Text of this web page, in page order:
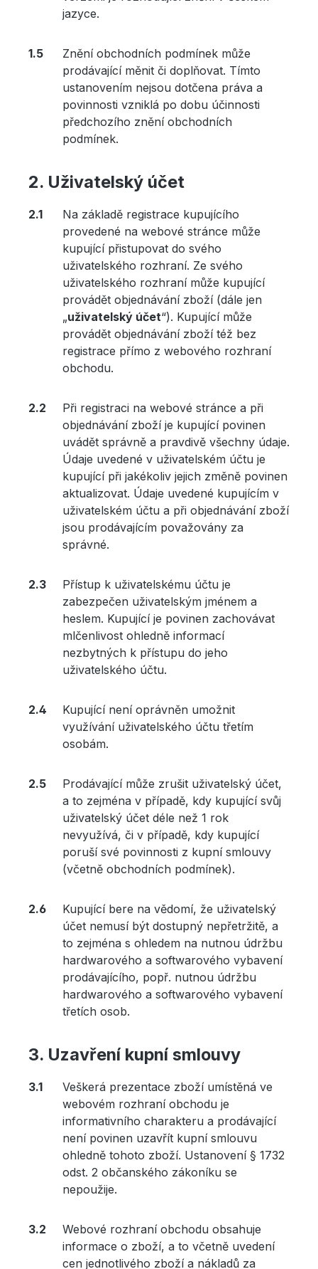
jazyce.
Znění obchodních podmínek může
prodávající měnit či doplňovat. Tímto
ustanovením nejsou dotčena práva a
povinnosti vzniklá po dobu účinnosti
předchozího znění obchodních
podmínek.
Uživatelský účet
Na základě registrace kupujícího
provedené na webové stránce může
kupující přistupovat do svého
uživatelského rozhraní. Ze svého
uživatelského rozhraní může kupující
provádět objednávání zboží (dále jen
„uživatelský účet“). Kupující může
provádět objednávání zboží též bez
registrace přímo z webového rozhraní
obchodu.
Při registraci na webové stránce a při
objednávání zboží je kupující povinen
uvádět správně a pravdivě všechny údaje.
Údaje uvedené v uživatelském účtu je
kupující při jakékoliv jejich změně povinen
aktualizovat. Údaje uvedené kupujícím v
uživatelském účtu a při objednávání zboží
jsou prodávajícím považovány za
správné.
Přístup k uživatelskému účtu je
zabezpečen uživatelským jménem a
heslem. Kupující je povinen zachovávat
mlčenlivost ohledně informací
nezbytných k přístupu do jeho
uživatelského účtu.
Kupující není oprávněn umožnit
využívání uživatelského účtu třetím
osobám.
Prodávající může zrušit uživatelský účet,
a to zejména v případě, kdy kupující svůj
uživatelský účet déle než 1 rok
nevyužívá, či v případě, kdy kupující
poruší své povinnosti z kupní smlouvy
(včetně obchodních podmínek).
Kupující bere na vědomí, že uživatelský
účet nemusí být dostupný nepřetržitě, a
to zejména s ohledem na nutnou údržbu
hardwarového a softwarového vybavení
prodávajícího, popř. nutnou údržbu
hardwarového a softwarového vybavení
třetích osob.
Uzavření kupní smlouvy
Veškerá prezentace zboží umístěná ve
webovém rozhraní obchodu je
informativního charakteru a prodávající
není povinen uzavřít kupní smlouvu
ohledně tohoto zboží. Ustanovení § 1732
odst. 2 občanského zákoníku se
nepoužije.
Webové rozhraní obchodu obsahuje
informace o zboží, a to včetně uvedení
cen jednotlivého zboží a nákladů za